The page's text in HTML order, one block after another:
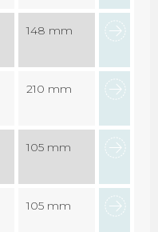
148 mm
210 mm
105 mm
105 mm